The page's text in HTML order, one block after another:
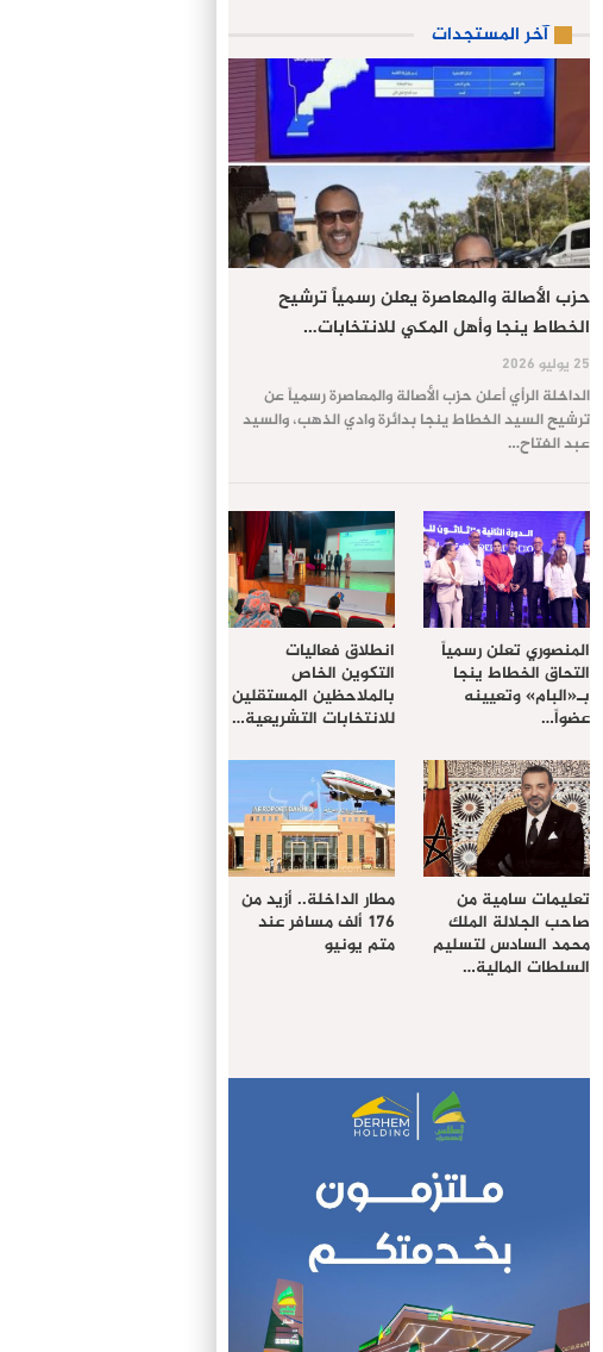
آخر المستجدات
حزب الأصالة والمعاصرة يعلن رسمياً ترشيح
الخطاط ينجا وأهل المكي للانتخابات…
25 يوليو 2026
الداخلة الرأي أعلن حزب الأصالة والمعاصرة رسمياً عن
ترشيح السيد الخطاط ينجا بدائرة وادي الذهب، والسيد
عبد الفتاح…
المنصوري تعلن رسمياً
التحاق الخطاط ينجا
بـ«البام» وتعيينه
عضواً…
انطلاق فعاليات
التكوين الخاص
بالملاحظين المستقلين
للانتخابات التشريعية…
تعليمات سامية من
صاحب الجلالة الملك
محمد السادس لتسليم
السلطات المالية…
مطار الداخلة.. أزيد من
176 ألف مسافر عند
متم يونيو